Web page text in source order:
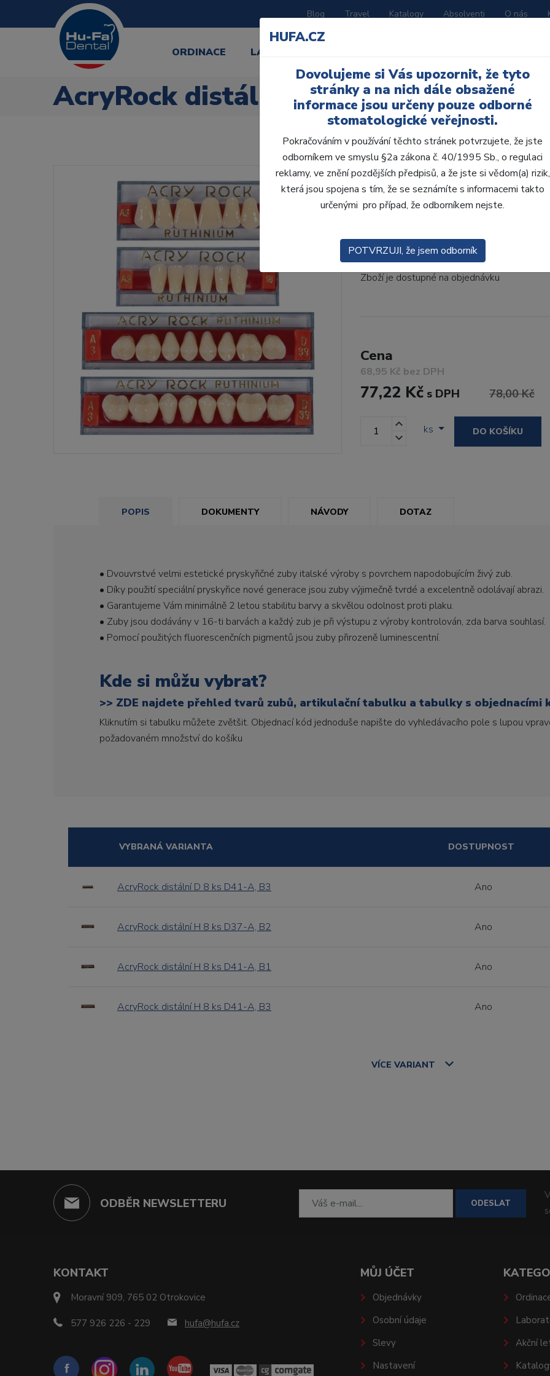
Blog Travel Katalogy Absolventi O nás
ORDINACE LABORATOŘ
AcryRock distální D
AcryRock distální D 8
• Dvouvrstvé velmi estetické pryskyřičné
zub.• Díky použití speciální pryskyřice
Kód produktu: 802050
Zboží je dostupné na objednávku
Cena
68,95 Kč bez DPH
77,22 Kč s DPH 78,00 Kč
ks DO KOŠÍKU
POPIS DOKUMENTY NÁVODY DOTAZ
• Dvouvrstvé velmi estetické pryskyřičné zuby italské výroby s povrchem napodobujícím živý zub.
• Díky použití speciální pryskyřice nové generace jsou zuby výjimečně tvrdé a excelentně odolávají abrazi.
• Garantujeme Vám minimálně 2 letou stabilitu barvy a skvělou odolnost proti plaku.
• Zuby jsou dodávány v 16-ti barvách a každý zub je při výstupu z výroby kontrolován, zda barva souhlasí.
• Pomocí použitých fluorescenčních pigmentů jsou zuby přirozeně luminescentní.
Kde si můžu vybrat?
>> ZDE najdete přehled tvarů zubů, artikulační tabulku a tabulky s objednacími
Kliknutím si tabulku můžete zvětšit. Objednací kód jednoduše napište do vyhledávacího pole s lupou
požadovaném množství do košíku
VYBRANÁ VARIANTA DOSTUPNOST
AcryRock distální D 8 ks D41-A, B3 Ano
AcryRock distální H 8 ks D37-A, B2 Ano
AcryRock distální H 8 ks D41-A, B1 Ano
AcryRock distální H 8 ks D41-A, B3 Ano
VÍCE VARIANT
ODBĚR NEWSLETTERU ODESLAT
KONTAKT
Moravní 909, 765 02 Otrokovice
577 926 226 - 229 hufa@hufa.cz
MŮJ ÚČET
Objednávky
Osobní údaje
Slevy
Nastavení
Akční
HUFA.CZ
Dovolujeme si Vás upozornit, že tyto
stránky a na nich dále obsažené
informace jsou určeny pouze odborné
stomatologické veřejnosti.
Pokračováním v používání těchto stránek potvrzujete, že jste
odborníkem ve smyslu §2a zákona č. 40/1995 Sb., o regulaci
reklamy, ve znění pozdějších předpisů, a že jste si vědom(a) rizik,
která jsou spojena s tím, že se seznámíte s informacemi takto
určenými pro případ, že odborníkem nejste.
POTVRZUJI, že jsem odborník